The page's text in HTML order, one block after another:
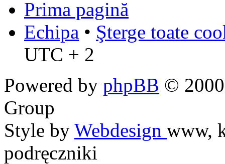
Prima pagină
Echipa • Şterge toate
UTC + 2
Powered by phpBB ©
Group
Style by Webdesign www,
podręczniki